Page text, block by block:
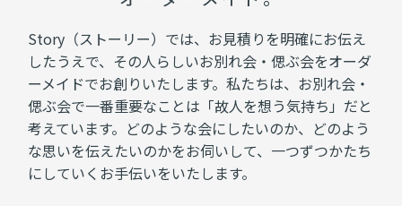
Story（ストーリー）では、お見積りを明確にお伝え
したうえで、その人らしいお別れ会・偲ぶ会をオーダ
ーメイドでお創りいたします。私たちは、お別れ会・
偲ぶ会で一番重要なことは「故人を想う気持ち」だと
考えています。どのような会にしたいのか、どのよう
な思いを伝えたいのかをお伺いして、一つずつかたち
にしていくお手伝いをいたします。